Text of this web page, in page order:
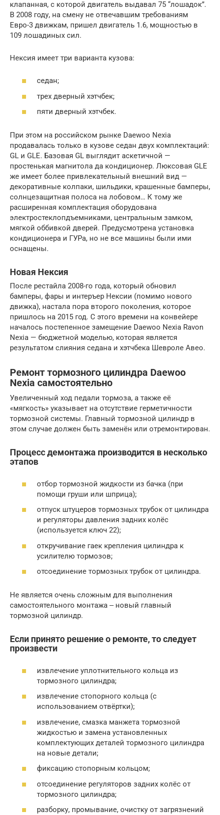
клапанная, с которой двигатель выдавал 75 “лошадок”.
В 2008 году, на смену не отвечавшим требованиям
Евро-3 движкам, пришел двигатель 1.6, мощностью в
109 лошадиных сил.
Нексия имеет три варианта кузова:
седан;
трех дверный хэтчбек;
пяти дверный хэтчбек.
При этом на российском рынке Daewoo Nexia
продавалась только в кузове седан двух комплектаций:
GL и GLE. Базовая GL выглядит аскетичной —
простенькая магнитола да кондиционер. Люксовая GLE
же имеет более привлекательный внешний вид —
декоративные колпаки, шильдики, крашенные бамперы,
солнцезащитная полоса на лобовом… К тому же
расширенная комплектация оборудована
электростеклопдъемниками, центральным замком,
мягкой оббивкой дверей. Предусмотрена установка
кондиционера и ГУРа, но не все машины были ими
оснащены.
Новая Нексия
После рестайла 2008-го года, который обновил
бамперы, фары и интеръер Нексии (помимо нового
движка), настала пора второго поколения, которое
пришлось на 2015 год. С этого времени на конвейере
началось постепенное замещение Daewoo Nexia Ravon
Nexia — бюджетной моделью, которая является
результатом слияния седана и хэтчбека Шевроле Авео.
Ремонт тормозного цилиндра Daewoo
Nexia самостоятельно
Увеличенный ход педали тормоза, а также её
«мягкость» указывает на отсутствие герметичности
тормозной системы. Главный тормозной цилиндр в
этом случае должен быть заменён или отремонтирован.
Процесс демонтажа производится в несколько
этапов
отбор тормозной жидкости из бачка (при
помощи груши или шприца);
отпуск штуцеров тормозных трубок от цилиндра
и регуляторы давления задних колёс
(используется ключ 22);
откручивание гаек крепления цилиндра к
усилителю тормозов;
отсоединение тормозных трубок от цилиндра.
Не является очень сложным для выполнения
самостоятельного монтажа ‒ новый главный
тормозной цилиндр.
Если принято решение о ремонте, то следует
произвести
извлечение уплотнительного кольца из
тормозного цилиндра;
извлечение стопорного кольца (с
использованием отвёртки);
извлечение, смазка манжета тормозной
жидкостью и замена установленных
комплектующих деталей тормозного цилиндра
на новые детали;
фиксацию стопорным кольцом;
отсоединение регуляторов задних колёс от
тормозного цилиндра;
разборку, промывание, очистку от загрязнений